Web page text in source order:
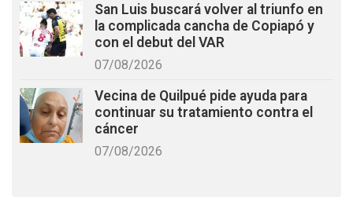
San Luis buscará volver al triunfo en
la complicada cancha de Copiapó y
con el debut del VAR
07/08/2026
Vecina de Quilpué pide ayuda para
continuar su tratamiento contra el
cáncer
07/08/2026